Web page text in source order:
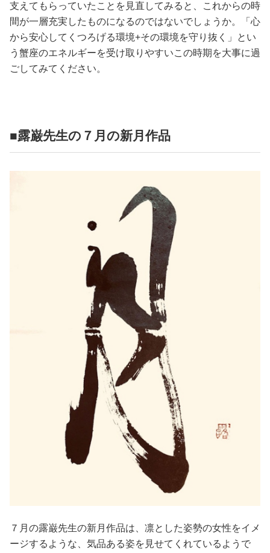
支えてもらっていたことを見直してみると、これからの時
間が一層充実したものになるのではないでしょうか。「心
から安心してくつろげる環境+その環境を守り抜く」とい
う蟹座のエネルギーを受け取りやすいこの時期を大事に過
ごしてみてください。
■露巌先生の７月の新月作品
７月の露巌先生の新月作品は、凛とした姿勢の女性をイメ
ージするような、気品ある姿を見せてくれているようで